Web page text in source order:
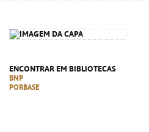
ENCONTRAR EM BIBLIOTECAS
BNP
PORBASE